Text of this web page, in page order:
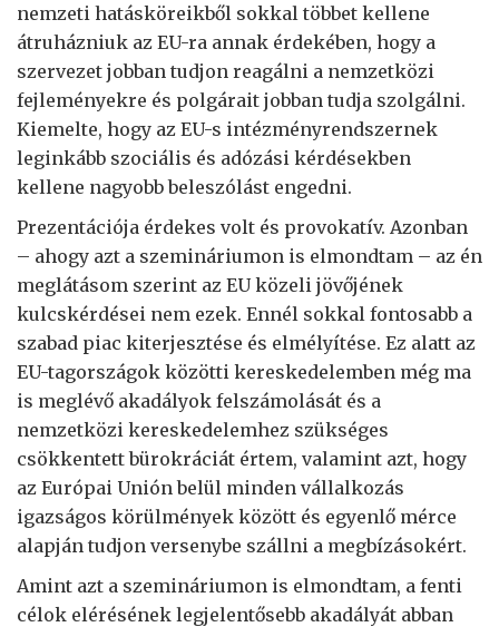
nemzeti hatásköreikből sokkal többet kellene
átruházniuk az EU-ra annak érdekében, hogy a
szervezet jobban tudjon reagálni a nemzetközi
fejleményekre és polgárait jobban tudja szolgálni.
Kiemelte, hogy az EU-s intézményrendszernek
leginkább szociális és adózási kérdésekben
kellene nagyobb beleszólást engedni.
Prezentációja érdekes volt és provokatív. Azonban
– ahogy azt a szemináriumon is elmondtam – az én
meglátásom szerint az EU közeli jövőjének
kulcskérdései nem ezek. Ennél sokkal fontosabb a
szabad piac kiterjesztése és elmélyítése. Ez alatt az
EU-tagországok közötti kereskedelemben még ma
is meglévő akadályok felszámolását és a
nemzetközi kereskedelemhez szükséges
csökkentett bürokráciát értem, valamint azt, hogy
az Európai Unión belül minden vállalkozás
igazságos körülmények között és egyenlő mérce
alapján tudjon versenybe szállni a megbízásokért.
Amint azt a szemináriumon is elmondtam, a fenti
célok elérésének legjelentősebb akadályát abban